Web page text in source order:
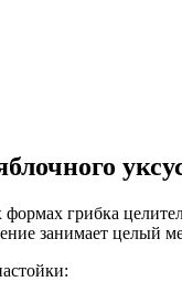
грибка
занимает целый